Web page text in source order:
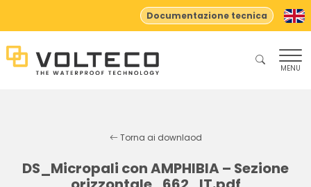
Documentazione tecnica
MENU
Torna ai downlaod
DS_Micropali con AMPHIBIA – Sezione